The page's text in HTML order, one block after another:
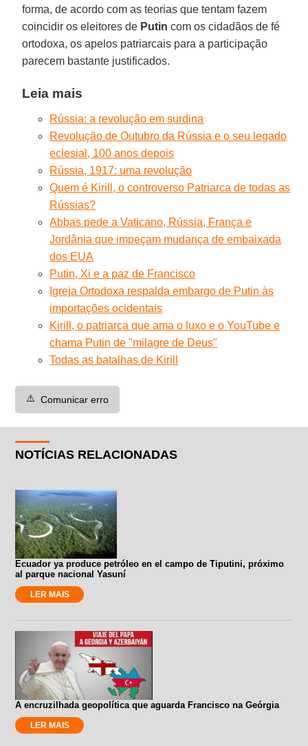
forma, de acordo com as teorias que tentam fazem
coincidir os eleitores de Putin com os cidadãos de fé
ortodoxa, os apelos patriarcais para a participação
parecem bastante justificados.
Leia mais
Rússia: a revolução em surdina
Revolução de Outubro da Rússia e o seu legado
eclesial, 100 anos depois
Rússia, 1917: uma revolução
Quem é Kirill, o controverso Patriarca de todas as
Rússias?
Abbas pede a Vaticano, Rússia, França e
Jordânia que impeçam mudança de embaixada
dos EUA
Putin, Xi e a paz de Francisco
Igreja Ortodoxa respalda embargo de Putin às
importações ocidentais
Kirill, o patriarca que ama o luxo e o YouTube e
chama Putin de "milagre de Deus"
Todas as batalhas de Kirill
⚠️ Comunicar erro
NOTÍCIAS RELACIONADAS
Ecuador ya produce petróleo en el campo de Tiputini, próximo
al parque nacional Yasuní
LER MAIS
A encruzilhada geopolítica que aguarda Francisco na Geórgia
LER MAIS